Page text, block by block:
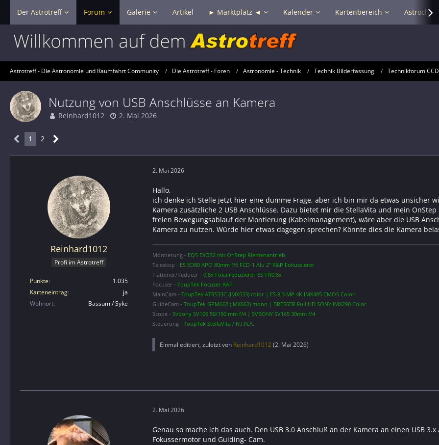
Der Astrotreff Forum Galerie Artikel ► Marktplatz ◄ Kalender Kartenbereich Astrochat
Astrotreff - Die Astronomie und Raumfahrt Community Die Astrotreff - Foren Astronomie - Technik Technik Bilderfassung Technikforum
Nutzung von USB Anschlüsse an Kamera
Reinhard1012 2. Mai 2026
1 2
Reinhard1012
Profi im Astrotreff
Punkte
1.035
Karteneintrag
ja
Wohnort
Bassum / Syke
2. Mai 2026
Hallo,
ich denke ich Stelle jetzt hier eine dumme Frage, aber ich bin mir da etwas unsicher
Kamera zusätzliche 2 USB Anschlüsse. Dazu bietet mir die StellaVita und mein
freien Bewegungsablauf der Montierung (Kabelmanagement), wäre aber die USB
Kamera zu nutzen. Würde hier etwas dagegen sprechen? Könnte dies die Kamera
Montierung - EQ5 EXOS2 mit OnStep Riemenantrieb
Teleskop - ES ED80 APO 80mm f/6 FCD-1 Alu 2" R&P Fokussierer
Flattener/Reducer - 0,8x Fokalreduzierer ES-FR0.8x
Focuser - ToupTek Focuser AAF
MainCam - ToupTek ATR533C (IMX533) color | ES 8,3 MP 4K IMX485 CMOS Color
GuideCam - ToupTek GPM662 (IMX662) mono | BRESSER Full HD SONY IMX290 Color
Scope - Svbony SV106 50/190 mm f/4 | SVBONY SV165 30mm f/4
Steuerung - ToupTek StellaVita / N.I.N.A.
Einmal editiert, zuletzt von Reinhard1012 (2. Mai 2026)
2. Mai 2026
Genau so mache ich das auch. Den USB 3.0 Anschluß an der Kamera an einen USB
Fokussermotor und Guiding- Cam.